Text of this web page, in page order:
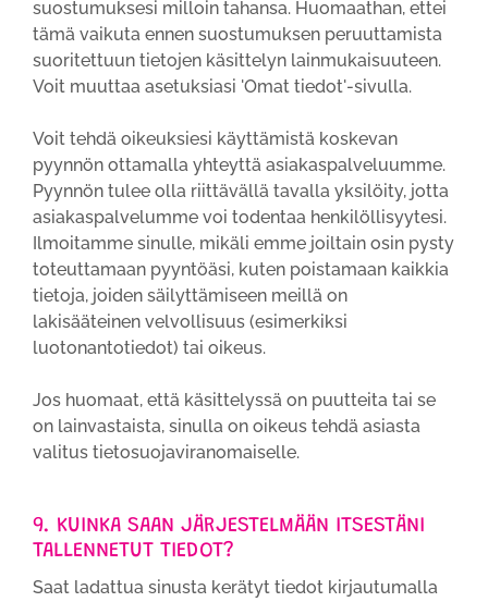
suostumuksesi milloin tahansa. Huomaathan, ettei
tämä vaikuta ennen suostumuksen peruuttamista
suoritettuun tietojen käsittelyn lainmukaisuuteen.
Voit muuttaa asetuksiasi 'Omat tiedot'-sivulla.
Voit tehdä oikeuksiesi käyttämistä koskevan
pyynnön ottamalla yhteyttä asiakaspalveluumme.
Pyynnön tulee olla riittävällä tavalla yksilöity, jotta
asiakaspalvelumme voi todentaa henkilöllisyytesi.
Ilmoitamme sinulle, mikäli emme joiltain osin pysty
toteuttamaan pyyntöäsi, kuten poistamaan kaikkia
tietoja, joiden säilyttämiseen meillä on
lakisääteinen velvollisuus (esimerkiksi
luotonantotiedot) tai oikeus.
Jos huomaat, että käsittelyssä on puutteita tai se
on lainvastaista, sinulla on oikeus tehdä asiasta
valitus tietosuojaviranomaiselle.
9. KUINKA SAAN JÄRJESTELMÄÄN ITSESTÄNI
TALLENNETUT TIEDOT?
Saat ladattua sinusta kerätyt tiedot kirjautumalla